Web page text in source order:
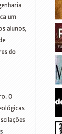
um
alunos,
do
O